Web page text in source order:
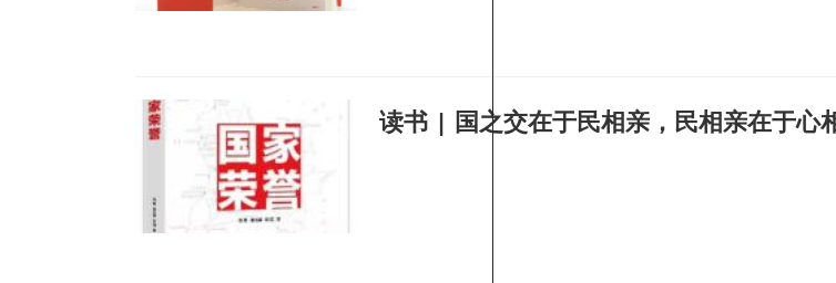
读书 | 国之交在于民相亲，民相亲在于心